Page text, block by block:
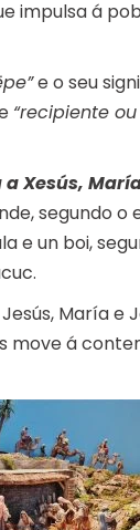
impulsa á
e o seu
“recipiente
Xesús,
segundo o
e un boi,
María
move á